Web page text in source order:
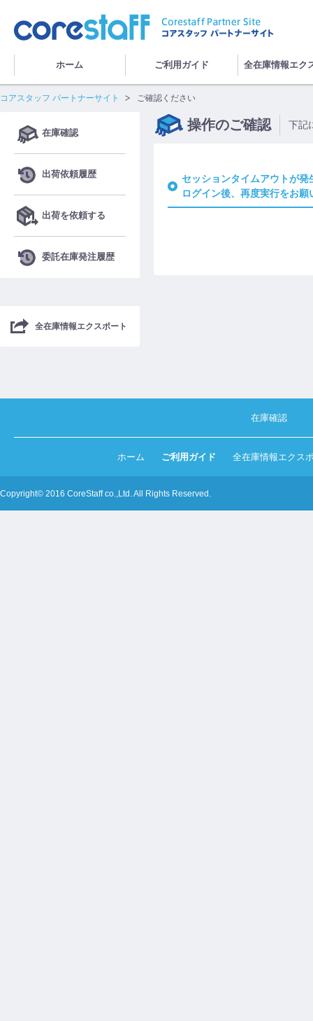
ホーム ご利用ガイド 全在庫情報エク
コアスタッフ パートナーサイト ご確認ください
操作のご確認 下記
セッションタイムアウトが
ログイン後、再度実行をお願
在庫確認
出荷依頼履歴
出荷を依頼する
委託在庫発注履歴
全在庫情報エクスポート
在庫確認
ホーム ご利用ガイド 全在庫情報エクス
Copyright© 2016 CoreStaff co.,Ltd. All Rights Reserved.